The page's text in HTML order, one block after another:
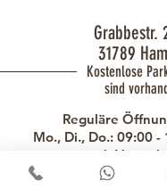
Grabbestr.
31789
Kostenlose
sind
Reguläre
Mo., Di., Do.: 09:00 -
nach
Fr.: 09:00 - 19:00